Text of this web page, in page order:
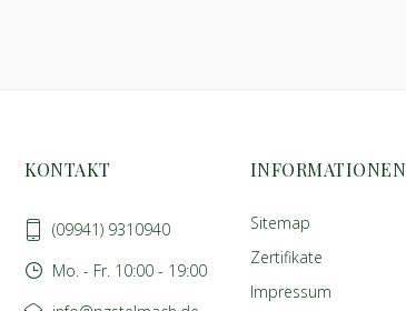
KONTAKT
(09941) 9310940
Mo. - Fr. 10:00 - 19:00
INFORMATIONEN
Sitemap
Zertifikate
Impressum